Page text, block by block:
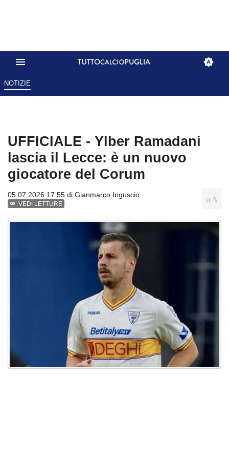
NOTIZIE
UFFICIALE - Ylber Ramadani
lascia il Lecce: è un nuovo
giocatore del Corum
05.07.2026 17:55 di Gianmarco Inguscio
VEDI LETTURE